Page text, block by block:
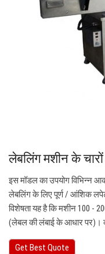
लेबलिंग मशीन के
इस मॉडल का उपयोग विभिन्न
लेबलिंग के लिए पूर्ण / आंशिक
विशेषता यह है कि मशीन 100 -
(लेबल की लंबाई के आधार पर)।
Get Best Quote